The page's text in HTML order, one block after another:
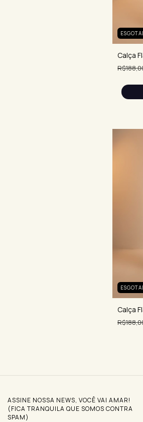
Calça
Calça
ASSINE NOSSA NEWS, VOCÊ VAI AMAR!
(FICA TRANQUILA QUE SOMOS CONTRA
SPAM)